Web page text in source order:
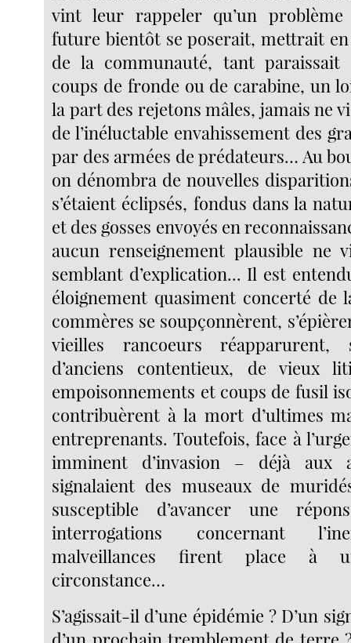
vint leur rappeler qu’un
future bientôt se poserait, mettrait en
de la communauté, tant paraissait
coups de fronde ou de carabine, un
la part des rejetons mâles, jamais ne
de l’inéluctable envahissement des
par des armées de prédateurs… Au
on dénombra de nouvelles
s’étaient éclipsés, fondus dans la
et des gosses envoyés en
aucun renseignement plausible ne
semblant d’explication... Il est
éloignement quasiment concerté de
commères se soupçonnèrent,
vieilles rancoeurs réapparurent,
d’anciens contentieux, de vieux
empoisonnements et coups de fusil
contribuèrent à la mort d’ultimes
entreprenants. Toutefois, face à
imminent d’invasion – déjà aux
signalaient des museaux de
susceptible d’avancer une
interrogations concernant
malveillances firent place à
circonstance…
S’agissait-il d’une épidémie ? D’un